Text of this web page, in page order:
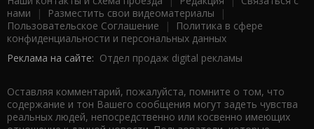
нами | Разместить свои видеоматериалы |
Пользовательское Соглашение |
Политика в сфере
конфиденциальности и персональных данных
Реклама на сайте: Отдел продаж digital рекламы
Оставляя комментарий, пожалуйста, помните о том, что
содержание и тон Вашего сообщения могут задеть чувства
реальных людей, непосредственно или косвенно имеющих